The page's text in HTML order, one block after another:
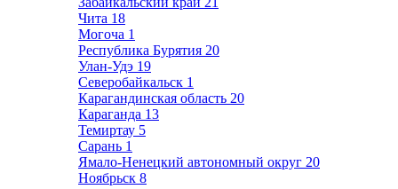
Чита 18
Могоча 1
Республика Бурятия 20
Улан-Удэ 19
Северобайкальск 1
Карагандинская область 20
Караганда 13
Темиртау 5
Сарань 1
Ямало-Ненецкий автономный округ 20
Ноябрьск 8